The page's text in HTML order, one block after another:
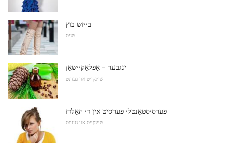
בייזש בוץ
שניט
ינגבער - אַפּלאַקיישאַן
שיינקייט און געזונט
פּערסיסטאַנטלי פּערסיט אין די האַלדז
שיינקייט און געזונט